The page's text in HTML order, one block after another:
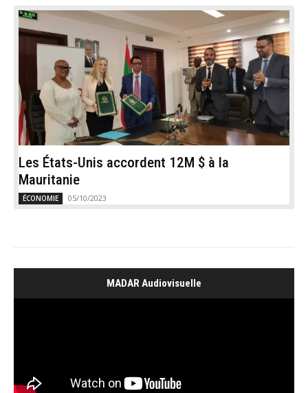
Les États-Unis accordent 12M $ à la
Mauritanie
ÉCONOMIE 05/10/2023
MADAR Audiovisuelle